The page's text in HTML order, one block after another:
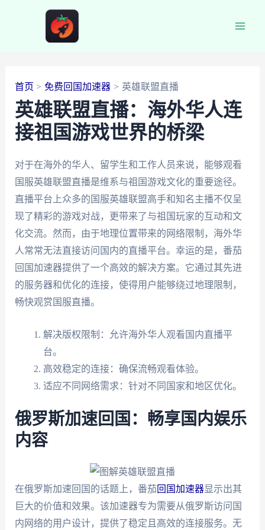
首页 免费回国加速器 英雄联盟直播
英雄联盟直播：海外华人连
接祖国游戏世界的桥梁
对于在海外的华人、留学生和工作人员来说，能够观看
国服英雄联盟直播是维系与祖国游戏文化的重要途径。
直播平台上众多的国服英雄联盟高手和知名主播不仅呈
现了精彩的游戏对战，更带来了与祖国玩家的互动和文
化交流。然而，由于地理位置带来的网络限制，海外华
人常常无法直接访问国内的直播平台。幸运的是，番茄
回国加速器提供了一个高效的解决方案。它通过其先进
的服务器和优化的连接，使得用户能够绕过地理限制，
畅快观赏国服直播。
解决版权限制：允许海外华人观看国内直播平
台。
高效稳定的连接：确保流畅观看体验。
适应不同网络需求：针对不同国家和地区优化。
俄罗斯加速回国：畅享国内娱乐
内容
在俄罗斯加速回国的话题上，番茄回国加速器显示出其
巨大的价值和效果。该加速器专为需要从俄罗斯访问国
内网络的用户设计，提供了稳定且高效的连接服务。无